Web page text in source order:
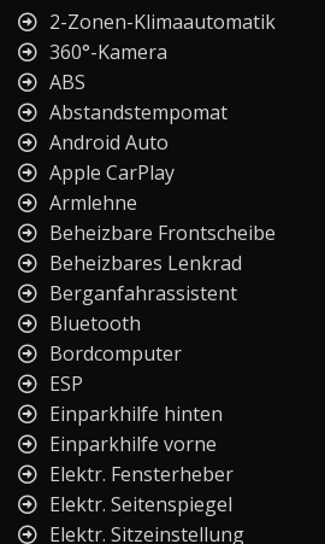
2-Zonen-Klimaautomatik
360°-Kamera
ABS
Abstandstempomat
Android Auto
Apple CarPlay
Armlehne
Beheizbare Frontscheibe
Beheizbares Lenkrad
Berganfahrassistent
Bluetooth
Bordcomputer
ESP
Einparkhilfe hinten
Einparkhilfe vorne
Elektr. Fensterheber
Elektr. Seitenspiegel
Elektr. Sitzeinstellung